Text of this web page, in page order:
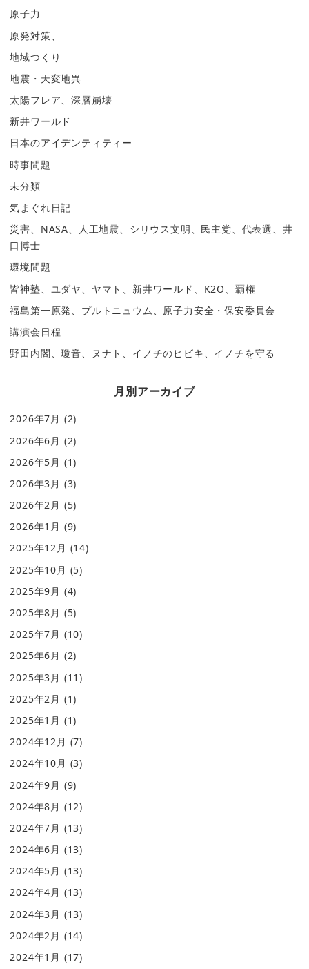
原子力
原発対策、
地域つくり
地震・天変地異
太陽フレア、深層崩壊
新井ワールド
日本のアイデンティティー
時事問題
未分類
気まぐれ日記
災害、NASA、人工地震、シリウス文明、民主党、代表選、井
口博士
環境問題
皆神塾、ユダヤ、ヤマト、新井ワールド、K2O、覇権
福島第一原発、プルトニュウム、原子力安全・保安委員会
講演会日程
野田内閣、瓊音、ヌナト、イノチのヒビキ、イノチを守る
月別アーカイブ
2026年7月 (2)
2026年6月 (2)
2026年5月 (1)
2026年3月 (3)
2026年2月 (5)
2026年1月 (9)
2025年12月 (14)
2025年10月 (5)
2025年9月 (4)
2025年8月 (5)
2025年7月 (10)
2025年6月 (2)
2025年3月 (11)
2025年2月 (1)
2025年1月 (1)
2024年12月 (7)
2024年10月 (3)
2024年9月 (9)
2024年8月 (12)
2024年7月 (13)
2024年6月 (13)
2024年5月 (13)
2024年4月 (13)
2024年3月 (13)
2024年2月 (14)
2024年1月 (17)